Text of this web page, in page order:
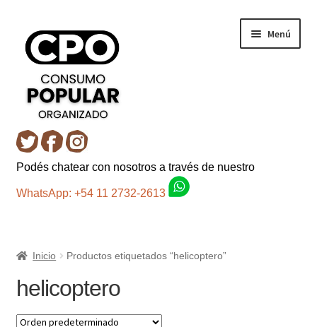
navegación
contenido
Menú
Inicio
Carro
Fondo AC
Mi cuenta
Podés chatear con nosotros a través de nuestro
WhatsApp: +54 11 2732-2613
Inicio Productos etiquetados “helicoptero”
helicoptero